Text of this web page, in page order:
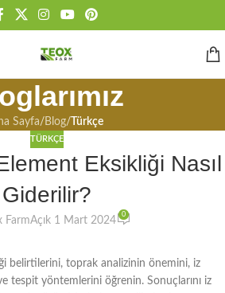
Sayfa/ Blog/ Türkçe
TÜRKÇE
Eksikliği Nasıl
Giderilir?
FarmAçık 1 Mart 2024
0
belirtilerini, toprak analizinin önemini, iz
tespit yöntemlerini öğrenin. Sonuçlarını iz